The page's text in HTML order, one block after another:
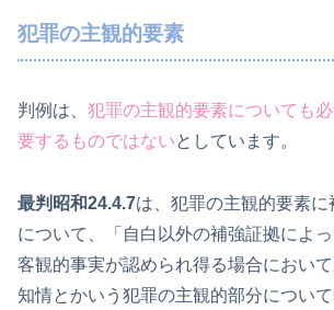
犯罪の主観的要素
判例は、 犯罪の主観的要素についても
要するものではないとしています。
最判昭和24.4.7は、犯罪の主観的要素
について、「自白以外の補強証拠によ
客観的事実が認められ得る場合におい
知情とかいう犯罪の主観的部分につい